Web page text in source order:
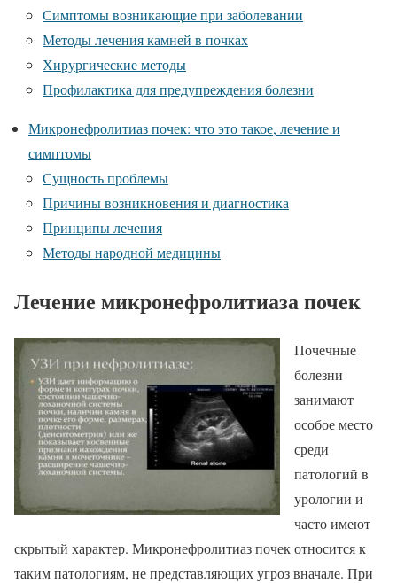
Симптомы возникающие при заболевании
Методы лечения камней в почках
Хирургические методы
Профилактика для предупреждения болезни
Микронефролитиаз почек: что это такое, лечение и
симптомы
Сущность проблемы
Причины возникновения и диагностика
Принципы лечения
Методы народной медицины
Лечение микронефролитиаза почек
Почечные
болезни
занимают
особое место
среди
патологий в
урологии и
часто имеют
скрытый характер. Микронефролитиаз почек относится к
таким патологиям, не представляющих угроз вначале. При